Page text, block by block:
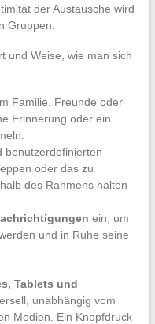
der Austausche wird
Gruppen.
und Weise, wie man sich
Familie, Freunde oder
Erinnerung oder ein
benutzerdefinierten
oder das zu
des Rahmens halten
ein, um
und in Ruhe seine
Tablets und
unabhängig vom
Medien. Ein Knopfdruck